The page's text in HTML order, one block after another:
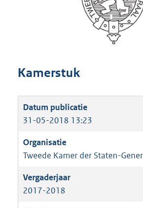
Kamerstuk
31-05-2018 13:23
Tweede Kamer der Staten-
2017-2018